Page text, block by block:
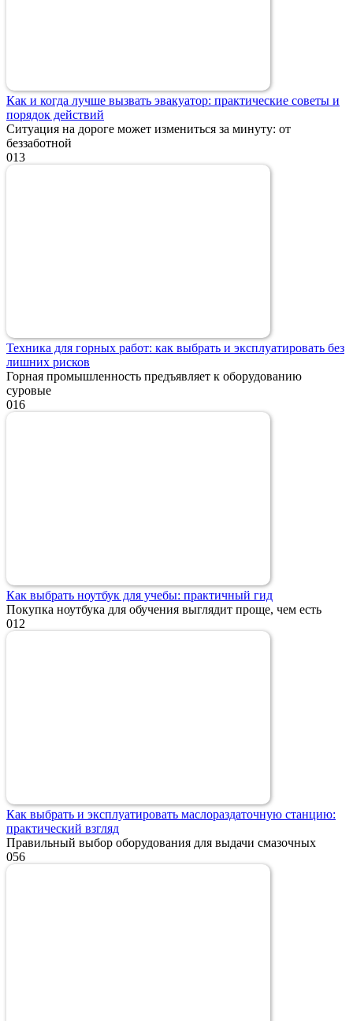
Как и когда лучше вызвать эвакуатор: практические советы и
порядок действий
Ситуация на дороге может измениться за минуту: от
беззаботной
013
Техника для горных работ: как выбрать и эксплуатировать без
лишних рисков
Горная промышленность предъявляет к оборудованию
суровые
016
Как выбрать ноутбук для учебы: практичный гид
Покупка ноутбука для обучения выглядит проще, чем есть
012
Как выбрать и эксплуатировать маслораздаточную станцию:
практический взгляд
Правильный выбор оборудования для выдачи смазочных
056